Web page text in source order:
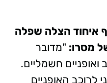
איחוד הצלה שפלה
מסרו: "מדובר
חשמליים.
לרוכב האופניים